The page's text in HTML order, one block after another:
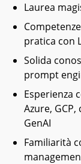
Laurea
pratica con
Solida
prompt
Esperienza
Azure,
GenAI
Familiarità